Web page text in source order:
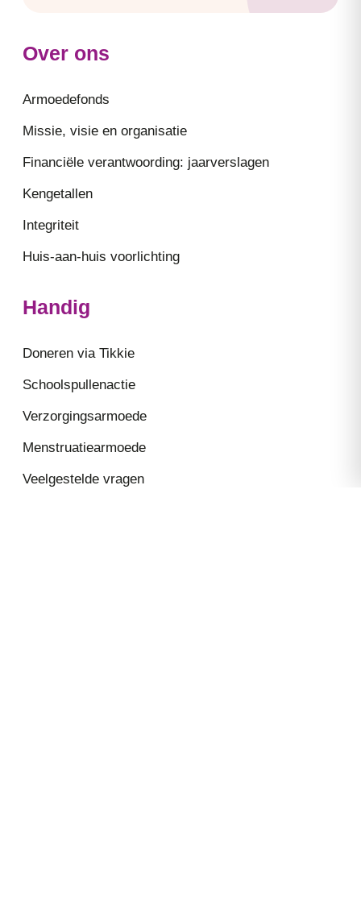
Over ons
Armoedefonds
Missie, visie en organisatie
Financiële verantwoording: jaarverslagen
Kengetallen
Integriteit
Huis-aan-huis voorlichting
Handig
Doneren via Tikkie
Schoolspullenactie
Verzorgingsarmoede
Menstruatiearmoede
Veelgestelde vragen